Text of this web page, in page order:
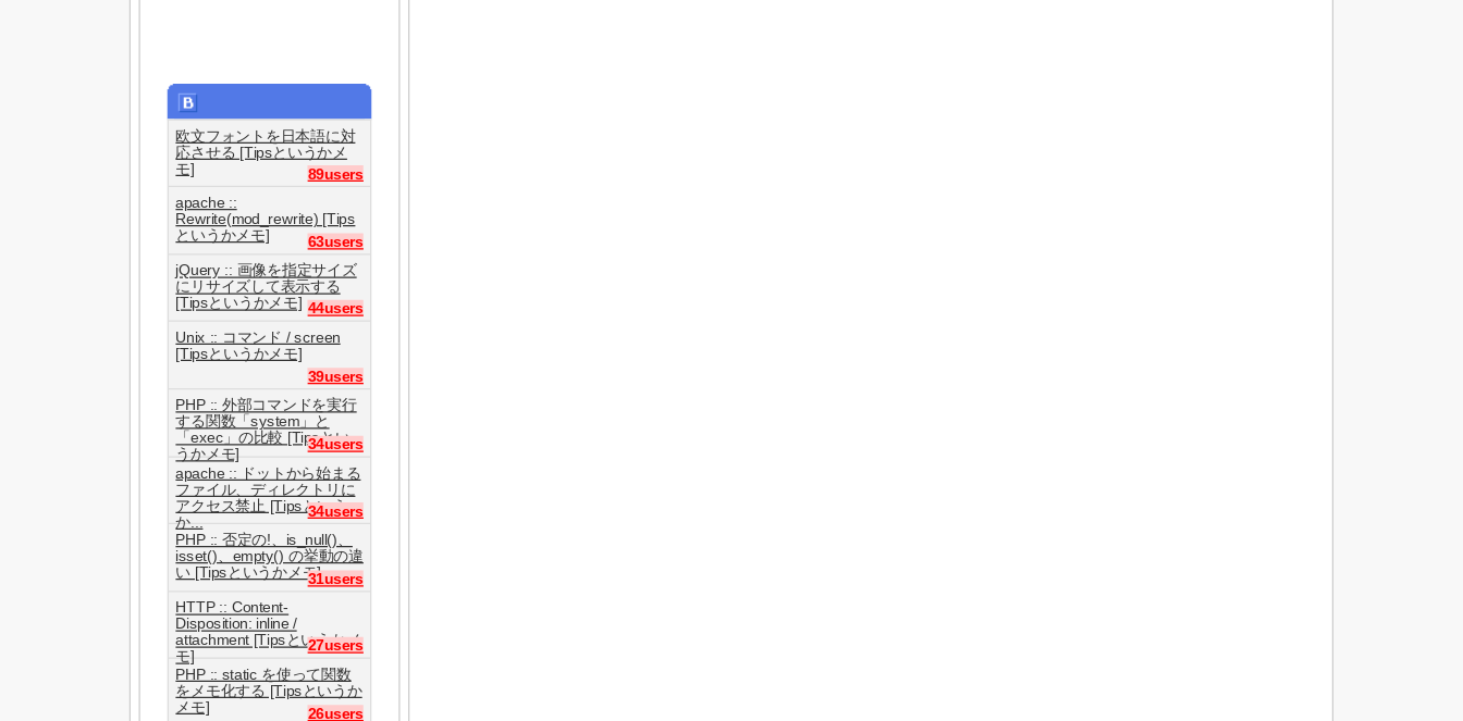
欧文フォントを日本語に対
応させる [Tipsというかメ
モ]
89users
apache ::
Rewrite(mod_rewrite) [Tips
というかメモ]
63users
jQuery :: 画像を指定サイズ
にリサイズして表示する
[Tipsというかメモ] 44users
Unix :: コマンド / screen
[Tipsというかメモ]
39users
PHP :: 外部コマンドを実行
する関数「system」と
「exec」の比較 [Tipsとい
うかメモ]
34users
apache :: ドットから始まる
ファイル、ディレクトリに
アクセス禁止 [Tipsという
か...
34users
PHP :: 否定の!、is_null()、
isset()、empty() の挙動の違
い [Tipsというかメモ]31users
HTTP :: Content-
Disposition: inline /
attachment [Tipsというかメ
モ]
27users
PHP :: static を使って関数
をメモ化する [Tipsというか
メモ]
26users